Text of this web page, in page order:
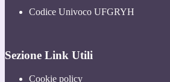
Codice Univoco UFGRYH
Sezione Link Utili
Cookie policy